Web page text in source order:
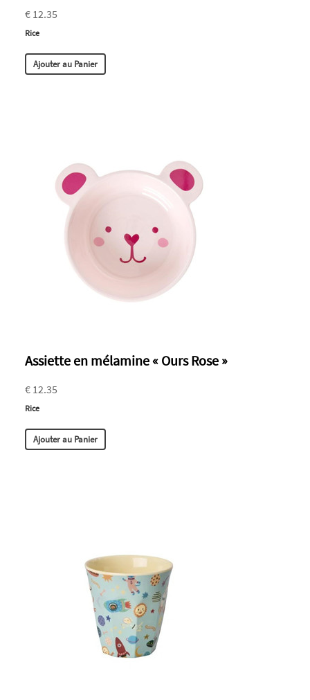
€ 12.35
Rice
Ajouter au Panier
Assiette en mélamine « Ours Rose »
€ 12.35
Rice
Ajouter au Panier